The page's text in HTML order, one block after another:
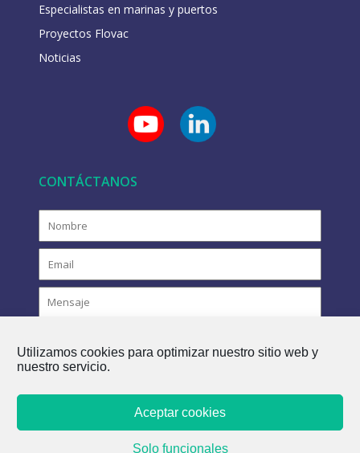
Utilizamos cookies para optimizar nuestro sitio web y
nuestro servicio.
Aceptar cookies
Solo funcionales
Especialistas en marinas y puertos
Proyectos Flovac
Noticias
CONTÁCTANOS